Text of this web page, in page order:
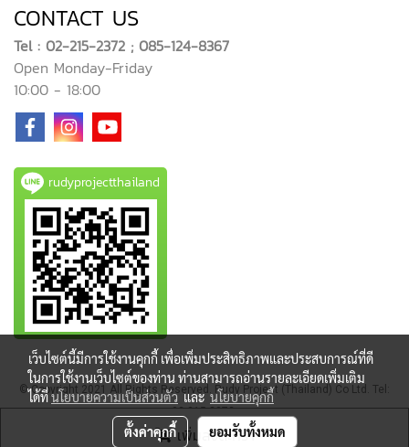
เพิ่มลงตะกร้า
CONTACT US
Tel : 02-215-2372 ; 085-124-8367
Open Monday-Friday
10:00 - 18:00
rudyprojectthailand
© Copyright 2021 All Rights Reserved. Rudy Project (Thailand) Co Ltd. Tel:
02-215-2372
ผู้เข้าชมขณะนี้ 179
เว็บไซต์นี้มีการใช้งานคุกกี้ เพื่อเพิ่มประสิทธิภาพและประสบการณ์ที่ดี
ในการใช้งานเว็บไซต์ของท่าน ท่านสามารถอ่านรายละเอียดเพิ่มเติม
ได้ที่นโยบายความเป็นส่วนตัวและนโยบายคุกกี้
ตั้งค่าคุกกี้ ยอมรับทั้งหมด